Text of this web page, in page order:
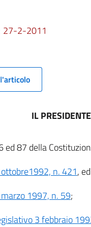
27-2-2011
IL
ed 87 della
n. 421,
1997, n. 59;
3 febbraio